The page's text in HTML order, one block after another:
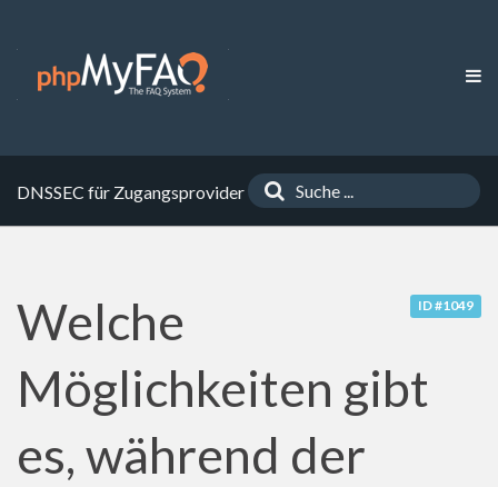
DNSSEC für Zugangsprovider
ID #1049
Welche
Möglichkeiten gibt
es, während der